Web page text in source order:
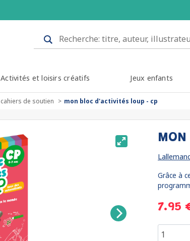
Activités et loisirs créatifs Jeux enfants
cahiers de soutien mon bloc d'activités loup - cp
MON
Grâce à
7.95